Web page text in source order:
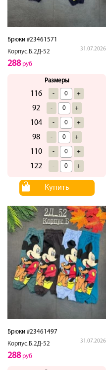
Брюки #23461571
Корпус.Б.2Д-52
31.07.2026
288руб
Размеры
116 - +
92 - +
104 - +
98 - +
110 - +
122 - +
Купить
Брюки #23461497
Корпус.Б.2Д-52
31.07.2026
288руб